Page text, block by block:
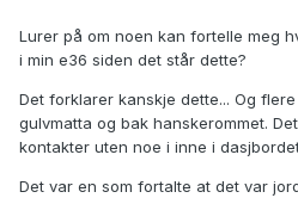
Lurer på om noen kan fortelle meg
i min e36 siden det står dette?
Det forklarer kanskje dette... Og
gulvmatta og bak hanskerommet.
kontakter uten noe i inne i
Det var en som fortalte at det var